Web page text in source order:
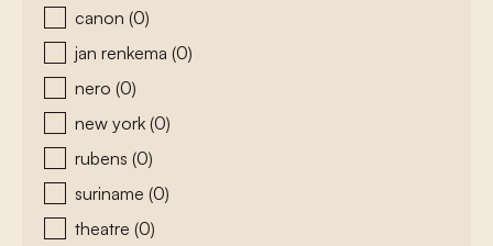
canon (0)
jan renkema (0)
nero (0)
new york (0)
rubens (0)
suriname (0)
theatre (0)